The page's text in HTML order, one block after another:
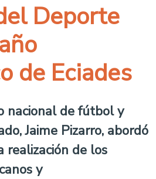
Deporte
de Eciades
nacional de fútbol y
Jaime Pizarro, abordó
realización de los
y